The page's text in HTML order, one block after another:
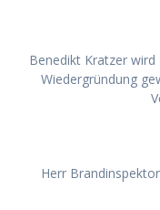
Benedikt Kratzer
Wiedergründung
Herr